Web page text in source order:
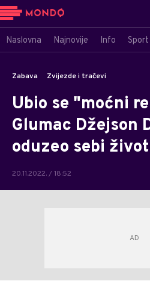
Naslovna Najnovije Info Sport
Zabava Zvijezde i tračevi
Ubio se "moćni
Glumac Džejson
oduzeo sebi život
20.11.2022. / 18:52